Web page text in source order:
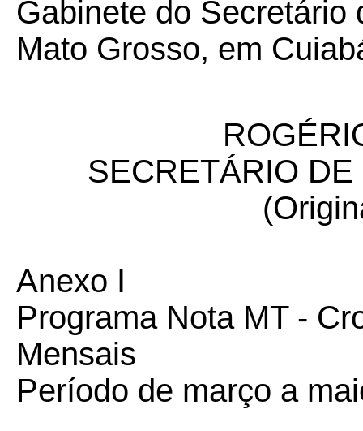
Gabinete do Secretário
Mato Grosso, em
SECRETÁRIO
Anexo I
Programa Nota MT -
Mensais
Período de março a